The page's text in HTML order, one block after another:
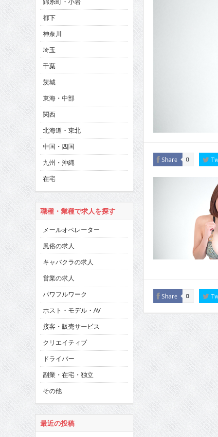
CINEMA×STYLE 286号
CINEMA×STYLE 285号
CINEMA×STYLE 294号
Share 0
Share 0
都下
神奈川
埼玉
千葉
茨城
東海・中部
関西
北海道・東北
中国・四国
九州・沖縄
在宅
職種・業種で求人を探す
メールオペレーター
風俗の求人
キャバクラの求人
営業の求人
パワフルワーク
ホスト・モデル・AV
接客・販売サービス
クリエイティブ
ドライバー
副業・在宅・独立
その他
最近の投稿